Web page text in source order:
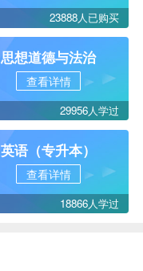
23888人已购买
思想道德与法治
查看详情
29956人学过
英语（专升本）
查看详情
18866人学过